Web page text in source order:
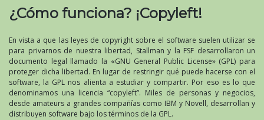
¿Cómo funciona? ¡Copyleft!
En vista a que las leyes de copyright sobre el software suelen utilizar se
para privarnos de nuestra libertad, Stallman y la FSF desarrollaron un
documento legal llamado la «GNU General Public License» (GPL) para
proteger dicha libertad. En lugar de restringir qué puede hacerse con el
software, la GPL nos alienta a estudiar y compartir. Por eso es lo que
denominamos una licencia “copyleft”. Miles de personas y negocios,
desde amateurs a grandes compañías como IBM y Novell, desarrollan y
distribuyen software bajo los términos de la GPL.